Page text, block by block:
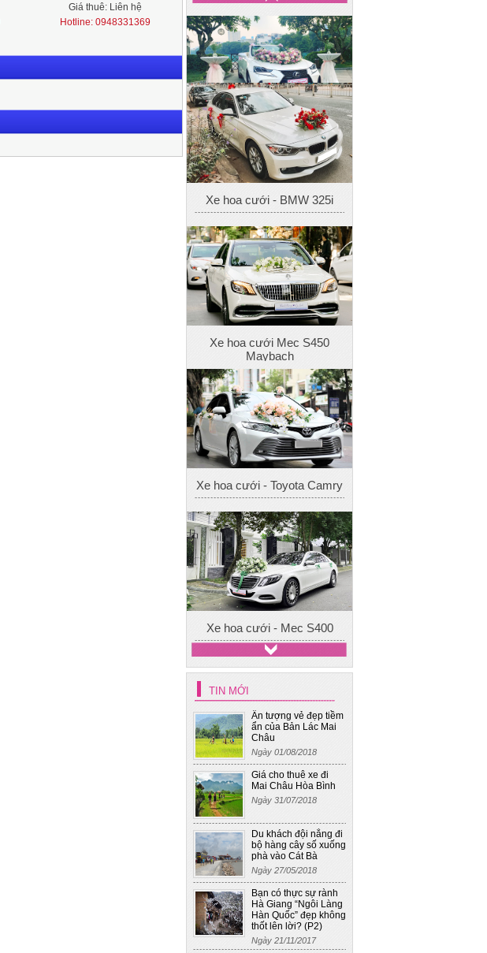
Giá thuê: Liên hệ
Hotline: 0948331369
Xe cưới 4
Xe hoa cưới - BMW 325i
Xe hoa cưới Mec S450
Maybach
Xe hoa cưới - Toyota Camry
Xe hoa cưới - Mec S400
Xe cưới 4
TIN MỚI
Ấn tượng vẻ đẹp tiềm
ẩn của Bản Lác Mai
Châu
Ngày 01/08/2018
Giá cho thuê xe đi
Mai Châu Hòa Bình
Ngày 31/07/2018
Du khách đội nắng đi
bộ hàng cây số xuống
phà vào Cát Bà
Ngày 27/05/2018
Bạn có thực sự rành
Hà Giang “Ngôi Làng
Hàn Quốc” đẹp không
thốt lên lời? (P2)
Ngày 21/11/2017